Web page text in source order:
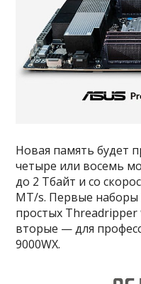
Новая память будет
четыре или восемь
до 2 Тбайт и со
MT/s. Первые
простых Threadripper
вторые — для
9000WX.